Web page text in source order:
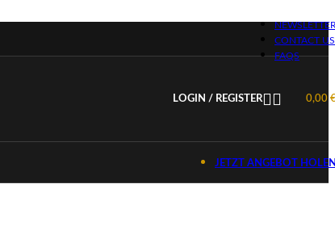
CONTACT US
FAQS
LOGIN / REGISTER 0,00
JETZT ANGEBOT